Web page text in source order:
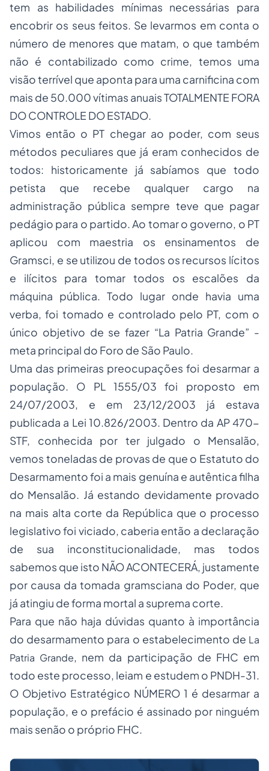
tem as habilidades mínimas necessárias para
encobrir os seus feitos. Se levarmos em conta o
número de menores que matam, o que também
não é contabilizado como crime, temos uma
visão terrível que aponta para uma carnificina com
mais de 50.000 vítimas anuais TOTALMENTE FORA
DO CONTROLE DO ESTADO.
Vimos então o PT chegar ao poder, com seus
métodos peculiares que já eram conhecidos de
todos: historicamente já sabíamos que todo
petista que recebe qualquer cargo na
administração pública sempre teve que pagar
pedágio para o partido. Ao tomar o governo, o PT
aplicou com maestria os ensinamentos de
Gramsci, e se utilizou de todos os recursos lícitos
e ilícitos para tomar todos os escalões da
máquina pública. Todo lugar onde havia uma
verba, foi tomado e controlado pelo PT, com o
único objetivo de se fazer “La Patria Grande” -
meta principal do Foro de São Paulo.
Uma das primeiras preocupações foi desarmar a
população. O PL 1555/03 foi proposto em
24/07/2003, e em 23/12/2003 já estava
publicada a Lei 10.826/2003. Dentro da AP 470-
STF, conhecida por ter julgado o Mensalão,
vemos toneladas de provas de que o Estatuto do
Desarmamento foi a mais genuína e autêntica filha
do Mensalão. Já estando devidamente provado
na mais alta corte da República que o processo
legislativo foi viciado, caberia então a declaração
de sua inconstitucionalidade, mas todos
sabemos que isto NÃO ACONTECERÁ, justamente
por causa da tomada gramsciana do Poder, que
já atingiu de forma mortal a suprema corte.
Para que não haja dúvidas quanto à importância
do desarmamento para o estabelecimento de La
Patria Grande, nem da participação de FHC em
todo este processo, leiam e estudem o PNDH-31.
O Objetivo Estratégico NÚMERO 1 é desarmar a
população, e o prefácio é assinado por ninguém
mais senão o próprio FHC.